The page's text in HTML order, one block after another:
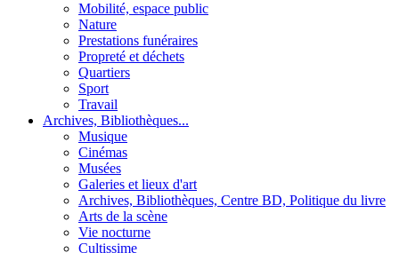
Mobilité, espace public
Nature
Prestations funéraires
Propreté et déchets
Quartiers
Sport
Travail
Archives, Bibliothèques...
Musique
Cinémas
Musées
Galeries et lieux d'art
Archives, Bibliothèques, Centre BD, Politique du livre
Arts de la scène
Vie nocturne
Cultissime